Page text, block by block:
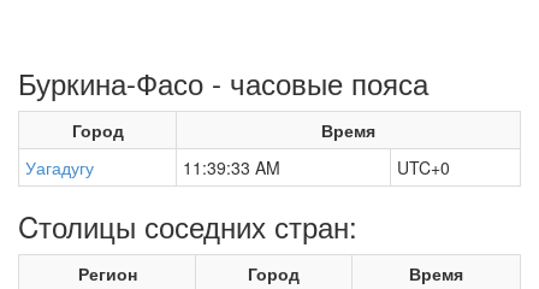
Буркина-Фасо - часовые пояса
Город
Время
Уагадугу
11:39:33 AM UTC+0
Cтолицы соседних стран:
Регион Город
Время